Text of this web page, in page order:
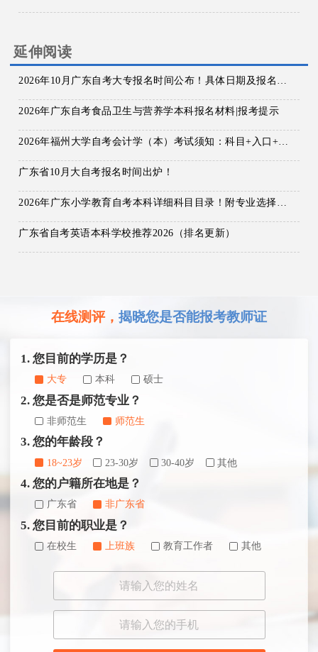
延伸阅读
2026年广东自考食品卫生与营养学本科报名材料|报考提示
广东省10月大自考报名时间出炉！
广东省自考英语本科学校推荐2026（排名更新）
在线测评， 揭晓您是否能报考教师证
1. 您目前的学历是？
大专 本科 硕士
2. 您是否是师范专业？
非师范生 师范生
3. 您的年龄段？
18~23岁 23-30岁 30-40岁 其他
4. 您的户籍所在地是？
广东省 非广东省
5. 您目前的职业是？
在校生 上班族 教育工作者 其他